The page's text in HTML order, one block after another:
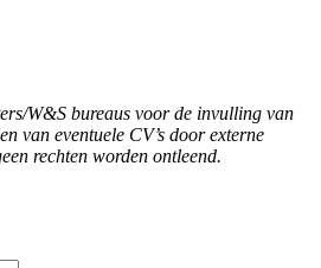
W&S bureaus voor de invulling van
van eventuele CV’s door externe
rechten worden ontleend.